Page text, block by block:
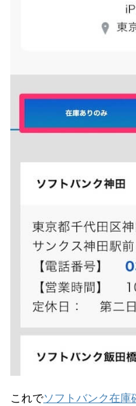
これでソフトバンク在庫